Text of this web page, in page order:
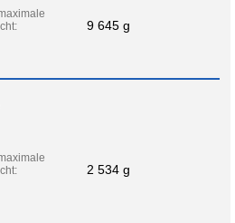
9 645 g
2 534 g